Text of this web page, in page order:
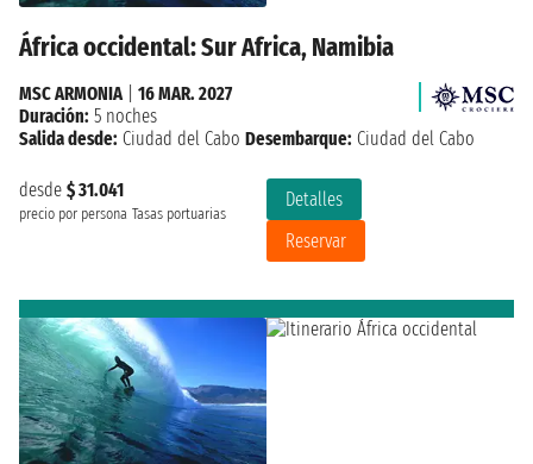
África occidental: Sur Africa, Namibia
desde $ 31.041
precio por persona Tasas portuarias
Detalles
Reservar
MSC ARMONIA
16 MAR. 2027
Duración: 5 noches
Salida desde: Ciudad del Cabo Desembarque: Ciudad del Cabo